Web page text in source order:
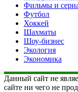
Фильмы и
Футбол
Хоккей
Шахматы
Шоу-бизнес
Экология
Экономика
Данный сайт не
сайте ни чего не